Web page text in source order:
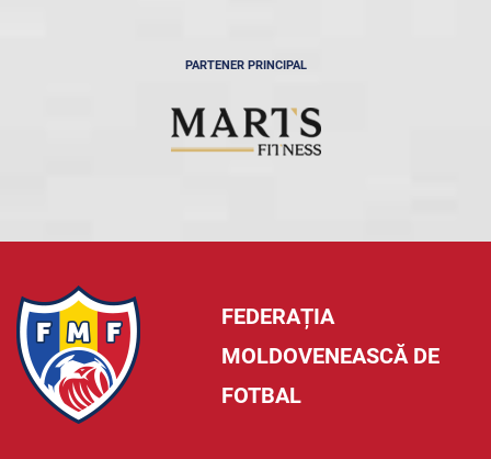
PARTENER PRINCIPAL
FEDERAȚIA
MOLDOVENEASCĂ DE
FOTBAL